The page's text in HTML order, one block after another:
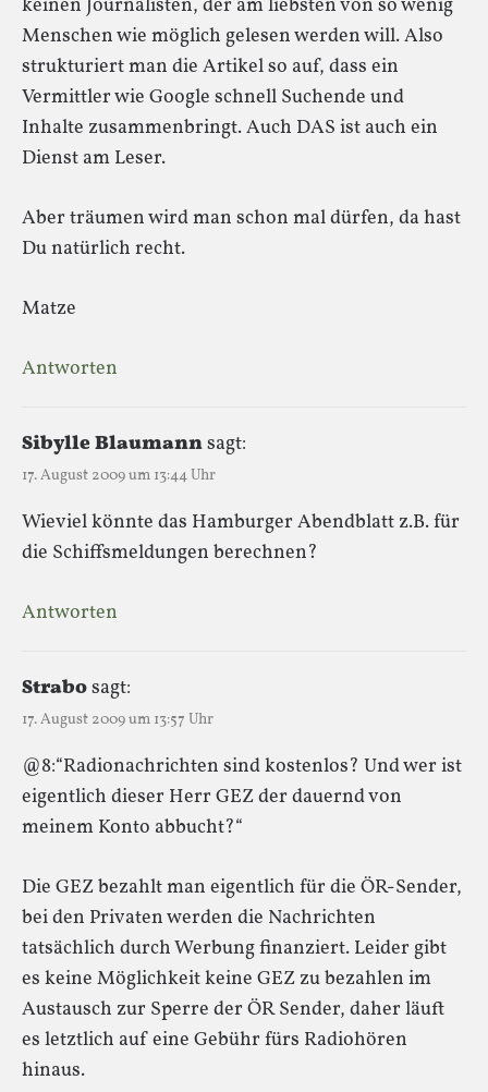
keinen Journalisten, der am liebsten von so wenig
Menschen wie möglich gelesen werden will. Also
strukturiert man die Artikel so auf, dass ein
Vermittler wie Google schnell Suchende und
Inhalte zusammenbringt. Auch DAS ist auch ein
Dienst am Leser.
Aber träumen wird man schon mal dürfen, da hast
Du natürlich recht.
Matze
Antworten
Sibylle Blaumannsagt:
17. August 2009 um 13:44 Uhr
Wieviel könnte das Hamburger Abendblatt z.B. für
die Schiffsmeldungen berechnen?
Antworten
Strabosagt:
17. August 2009 um 13:57 Uhr
@8:“Radionachrichten sind kostenlos? Und wer ist
eigentlich dieser Herr GEZ der dauernd von
meinem Konto abbucht?“
Die GEZ bezahlt man eigentlich für die ÖR-Sender,
bei den Privaten werden die Nachrichten
tatsächlich durch Werbung finanziert. Leider gibt
es keine Möglichkeit keine GEZ zu bezahlen im
Austausch zur Sperre der ÖR Sender, daher läuft
es letztlich auf eine Gebühr fürs Radiohören
hinaus.